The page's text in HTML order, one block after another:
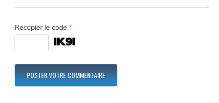
Recopier le code *